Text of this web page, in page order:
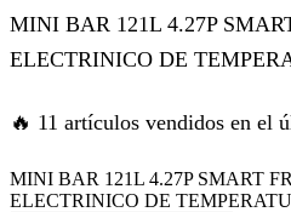
MINI BAR 121L 4.27P
ELECTRINICO DE
🔥 11 artículos vendidos en el
MINI BAR 121L 4.27P SMART
ELECTRINICO DE